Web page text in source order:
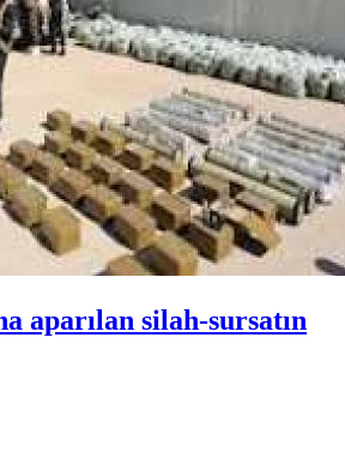
aparılan silah-sursatın